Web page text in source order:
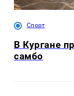
Спорт
В Кургане
самбо